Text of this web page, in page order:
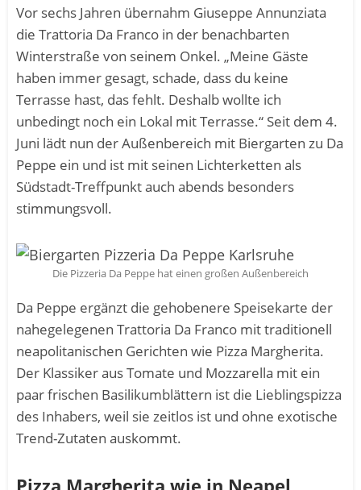
Vor sechs Jahren übernahm Giuseppe Annunziata
die Trattoria Da Franco in der benachbarten
Winterstraße von seinem Onkel. „Meine Gäste
haben immer gesagt, schade, dass du keine
Terrasse hast, das fehlt. Deshalb wollte ich
unbedingt noch ein Lokal mit Terrasse.“ Seit dem 4.
Juni lädt nun der Außenbereich mit Biergarten zu Da
Peppe ein und ist mit seinen Lichterketten als
Südstadt-Treffpunkt auch abends besonders
stimmungsvoll.
Die Pizzeria Da Peppe hat einen großen Außenbereich
Da Peppe ergänzt die gehobenere Speisekarte der
nahegelegenen Trattoria Da Franco mit traditionell
neapolitanischen Gerichten wie Pizza Margherita.
Der Klassiker aus Tomate und Mozzarella mit ein
paar frischen Basilikumblättern ist die Lieblingspizza
des Inhabers, weil sie zeitlos ist und ohne exotische
Trend-Zutaten auskommt.